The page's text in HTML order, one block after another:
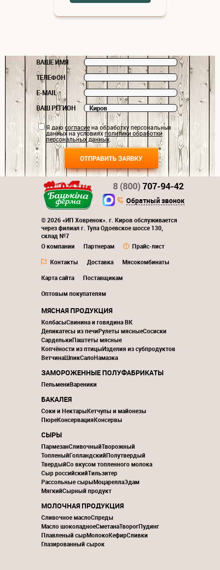
ВАШЕ ИМЯ
ТЕЛЕФОН
E-MAIL
ВАШ РЕГИОН
Я даюсогласиена обработку персональных
данных на условияхполитики обработки
персональных данных.
© 2026 «ИП Ховренок». г. Киров обслуживается
через филиал г. Тула Одоевское шоссе 130,
склад №7
О компании
Партнерам
Прайс-лист
Контакты
Доставка
Мясокомбинаты
Карта сайта
Поставщикам
Оптовым покупателям
8 (800)707-94-42
Обратный звонок
МЯСНАЯ ПРОДУКЦИЯ
КолбасыСвинина и говядина ВК
Деликатесы из печиРулеты мясныеСосиски
СарделькиПаштеты мясные
Копчёности из птицыИзделия из субпродуктов
ВетчинаШпикСалоНамазка
ЗАМОРОЖЕННЫЕ ПОЛУФАБРИКАТЫ
ПельмениВареники
БАКАЛЕЯ
Соки и НектарыКетчупы и майонезы
ПюреКонсервацияКонсервы
СЫРЫ
ПармезанСливочныйТворожный
ТопленыйГолландскийПолутвердый
ТвердыйСо вкусом топленного молока
Сыр российскийТильзитер
Рассольные сырыМоцареллаЭдам
МягкийСырный продукт
МОЛОЧНАЯ ПРОДУКЦИЯ
Сливочное маслоСпреды
Масло шоколадноеСметанаТворогПудинг
Плавленый сырМолокоКефирСливки
Глазированный сырок